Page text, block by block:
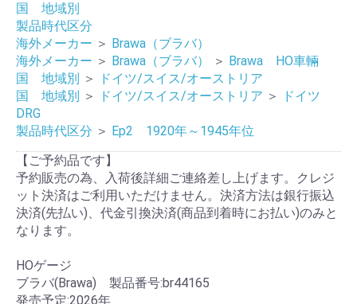
国 地域別
製品時代区分
海外メーカー ＞ Brawa（ブラバ）
海外メーカー ＞ Brawa（ブラバ） ＞ Brawa HO車輛
国 地域別 ＞
ドイツ/スイス/オーストリア
国 地域別 ＞ ドイツ/スイス/オーストリア ＞
ドイツ
DRG
製品時代区分 ＞ Ep2 1920年～1945年位
【ご予約品です】
予約販売の為、入荷後詳細ご連絡差し上げます。クレジ
ット決済はご利用いただけません。決済方法は銀行振込
決済(先払い)、代金引換決済(商品到着時にお払い)のみと
なります。
HOゲージ
ブラバ(Brawa) 製品番号:br44165
発売予定:2026年